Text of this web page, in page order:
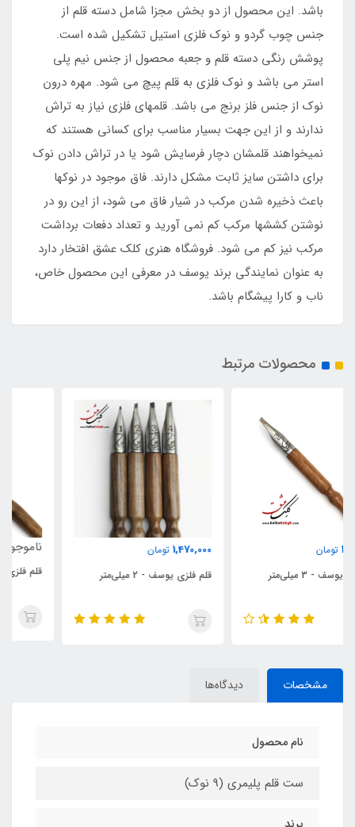
باشد. این محصول از دو بخش مجزا شامل دسته قلم از
جنس چوب گردو و نوک فلزی استیل تشکیل شده است.
پوشش رنگی دسته قلم و جعبه محصول از جنس نیم پلی
استر می باشد و نوک فلزی به قلم پیچ می شود. مهره درون
نوک از جنس فلز برنج می باشد. قلمهای فلزی نیاز به تراش
ندارند و از این جهت بسیار مناسب برای کسانی هستند که
نمیخواهند قلمشان دچار فرسایش شود یا در تراش دادن نوک
برای داشتن سایز ثابت مشکل دارند. فاق موجود در نوکها
باعث ذخیره شدن مرکب در شیار فاق می شود، از این رو در
نوشتن کششها مرکب کم نمی آورید و تعداد دفعات برداشت
مرکب نیز کم می شود. فروشگاه هنری کلک عشق افتخار دارد
به عنوان نمایندگی برند یوسف در معرفی این محصول خاص،
ناب و کارا پیشگام باشد.
محصولات مرتبط
1,470,000
قلم فلزی یوسف - 2 میلی‌متر
ناموجود
قلم فلزی یوسف - 1 میلی‌متر
مشخصات دیدگاه‌ها
نام محصول
ست قلم پلیمری (9 نوک)